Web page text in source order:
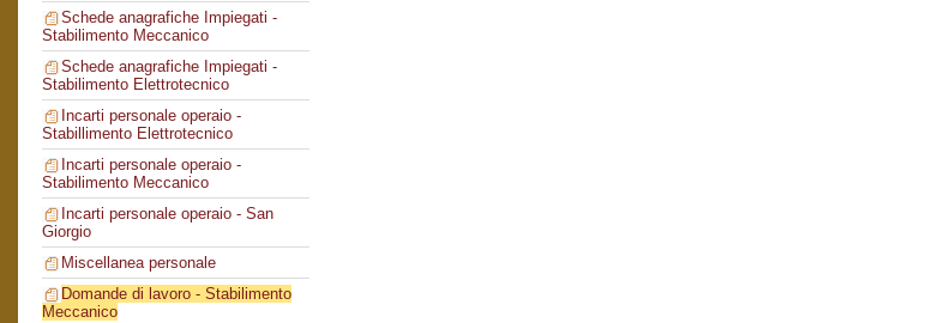
Schede anagrafiche Impiegati -
Stabilimento Meccanico
Schede anagrafiche Impiegati -
Stabilimento Elettrotecnico
Incarti personale operaio -
Stabillimento Elettrotecnico
Incarti personale operaio -
Stabilimento Meccanico
Incarti personale operaio - San
Giorgio
Miscellanea personale
Domande di lavoro - Stabilimento
Meccanico